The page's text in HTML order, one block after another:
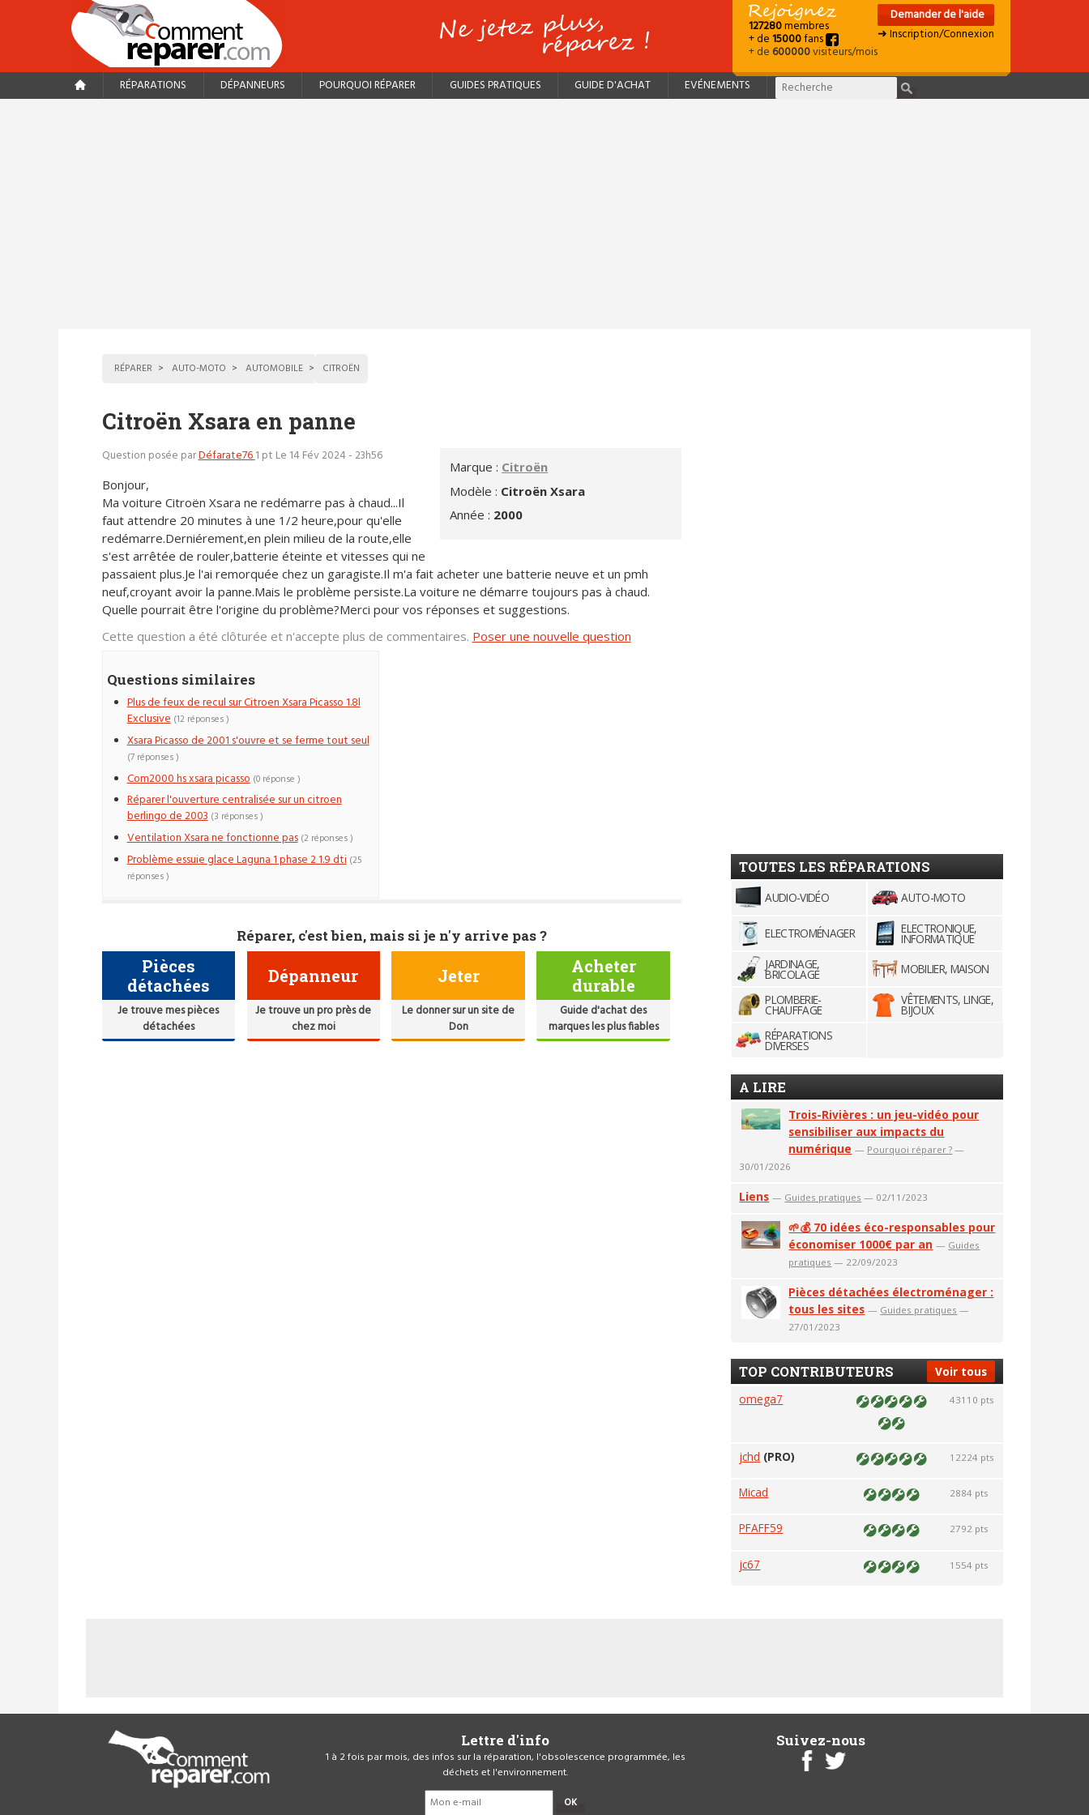
127280membres
+ de15000fans
+ de600000visiteurs/mois
Demander de l'aide
➜ Inscription/Connexion
RÉPARATIONS DÉPANNEURS POURQUOI RÉPARER GUIDES PRATIQUES GUIDE D'ACHAT EVÉNEMENTS
RÉPARER AUTO-MOTO AUTOMOBILE CITROËN
Citroën Xsara en panne
Marque : Citroën
Modèle : Citroën Xsara
Année : 2000
Question posée parDéfarate761 pt Le 14 Fév 2024 - 23h56
Bonjour,
Ma voiture Citroën Xsara ne redémarre pas à chaud...Il
faut attendre 20 minutes à une 1/2 heure,pour qu'elle
redémarre.Derniérement,en plein milieu de la route,elle
s'est arrêtée de rouler,batterie éteinte et vitesses qui ne
passaient plus.Je l'ai remorquée chez un garagiste.Il m'a fait acheter une batterie neuve et un pmh
neuf,croyant avoir la panne.Mais le problème persiste.La voiture ne démarre toujours pas à chaud.
Quelle pourrait être l'origine du problème?Merci pour vos réponses et suggestions.
Cette question a été clôturée et n'accepte plus de commentaires. Poser une nouvelle question
Questions similaires
Plus de feux de recul sur Citroen Xsara Picasso 1.8l
Exclusive (12 réponses )
Xsara Picasso de 2001 s'ouvre et se ferme tout seul
(7 réponses )
Com2000 hs xsara picasso (0 réponse )
Réparer l'ouverture centralisée sur un citroen
berlingo de 2003 (3 réponses )
Ventilation Xsara ne fonctionne pas (2 réponses )
Problème essuie glace Laguna 1 phase 2 1.9 dti (25
réponses )
Réparer, c'est bien, mais si je n'y arrive pas ?
Pièces
détachées
Je trouve mes pièces
détachées
Dépanneur
Je trouve un pro près de
chez moi
Jeter
Le donner sur un site de
Don
Acheter
durable
Guide d'achat des
marques les plus fiables
TOUTES LES RÉPARATIONS
AUDIO-VIDÉO AUTO-MOTO
ELECTROMÉNAGER ELECTRONIQUE,
INFORMATIQUE
JARDINAGE,
BRICOLAGE
MOBILIER, MAISON
PLOMBERIE-
CHAUFFAGE
VÊTEMENTS, LINGE,
BIJOUX
RÉPARATIONS
DIVERSES
A LIRE
Trois-Rivières : un jeu-vidéo pour
sensibiliser aux impacts du
numérique — Pourquoi réparer ? —
30/01/2026
Liens — Guides pratiques — 02/11/2023
🌱💰 70 idées éco-responsables pour
économiser 1000€ par an — Guides
pratiques — 22/09/2023
Pièces détachées électroménager :
tous les sites — Guides pratiques —
27/01/2023
Voir tous
TOP CONTRIBUTEURS
omega7 43110 pts
jchd (PRO) 12224 pts
Micad 2884 pts
PFAFF59 2792 pts
jc67 1554 pts
Lettre d'info
1 à 2 fois par mois, des infos sur la réparation, l'obsolescence programmée, les
déchets et l'environnement.
OK
Suivez-nous